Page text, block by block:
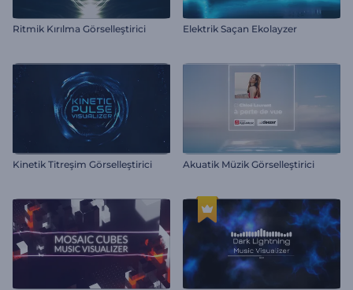
Ritmik Kırılma Görselleştirici Elektrik Saçan Ekolayzer
Kinetik Titreşim Görselleştirici Akuatik Müzik Görselleştirici